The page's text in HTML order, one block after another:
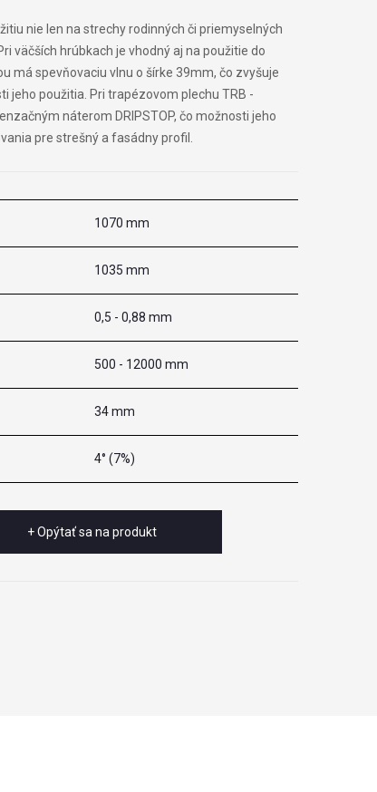
nie len na strechy rodinných či priemyselných
väčších hrúbkach je vhodný aj na použitie do
má spevňovaciu vlnu o šírke 39mm, čo zvyšuje
jeho použitia. Pri trapézovom plechu TRB -
náterom DRIPSTOP, čo možnosti jeho
pre strešný a fasádny profil.
1070 mm
1035 mm
0,5 - 0,88 mm
500 - 12000 mm
34 mm
4° (7%)
+ Opýtať sa na produkt